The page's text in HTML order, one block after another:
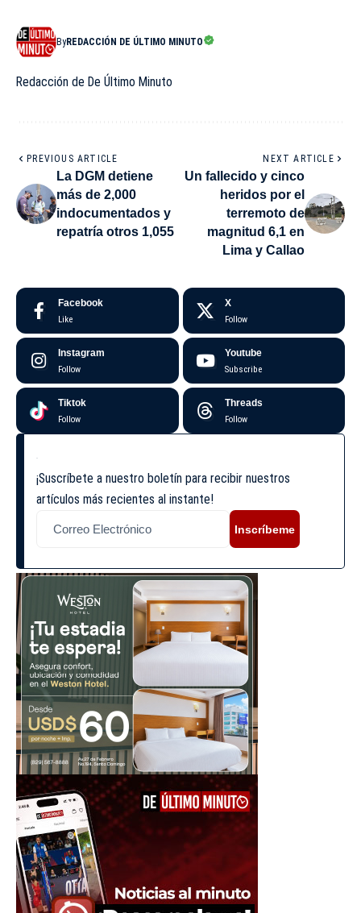
ByREDACCIÓN DE ÚLTIMO MINUTO
Redacción de De Último Minuto
PREVIOUS ARTICLE
La DGM detiene
más de 2,000
indocumentados y
repatría otros 1,055
NEXT ARTICLE
Un fallecido y cinco
heridos por el
terremoto de
magnitud 6,1 en
Lima y Callao
Facebook
Like
X
Follow
Instagram
Follow
Youtube
Subscribe
Tiktok
Follow
Threads
Follow
¡Suscríbete a nuestro boletín para recibir nuestros
artículos más recientes al instante!
Inscríbeme